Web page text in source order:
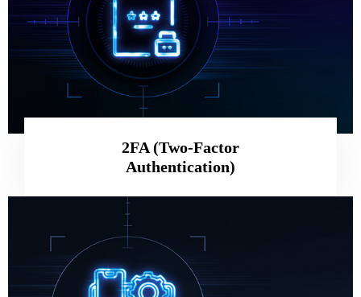
2FA (Two-Factor
Authentication)